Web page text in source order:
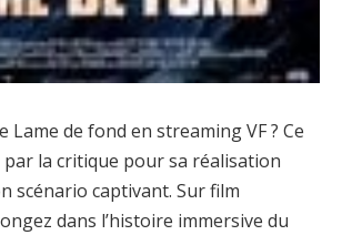
Lame de fond en streaming VF ? Ce
par la critique pour sa réalisation
scénario captivant. Sur film
dans l’histoire immersive du